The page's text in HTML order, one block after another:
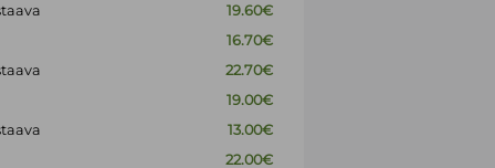
19.60€
16.70€
22.70€
19.00€
13.00€
22.00€